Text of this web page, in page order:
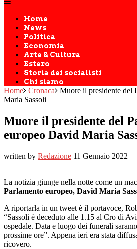
Home
News
Politica
Economia
Arte & Cultura
Estero
Storia dei socialisti
Chi siamo
Home Cronaca
Muore il presidente del
Maria Sassoli
Muore il presidente del
europeo David Maria
written by Redazione 11 Gennaio 2022
La notizia giunge nella notte come un
Parlamento europeo, David Maria
A riportarla in un tweet è il portavoce,
“Sassoli è deceduto alle 1.15 al Cro di
ospedale. Data e luogo dei funerali
prossime ore”. Appena ieri era stata
ricovero.